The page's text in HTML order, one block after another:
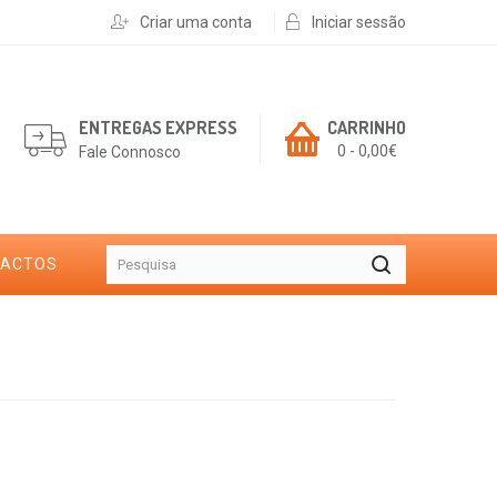
Criar uma conta Iniciar sessão
CARRINHO
0 - 0,00€
ENTREGAS EXPRESS
Fale Connosco